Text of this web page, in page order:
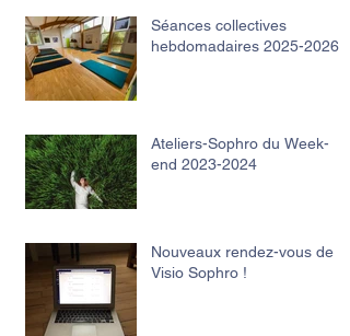
Séances collectives
hebdomadaires 2025-2026
Ateliers-Sophro du Week-
end 2023-2024
Nouveaux rendez-vous de
Visio Sophro !